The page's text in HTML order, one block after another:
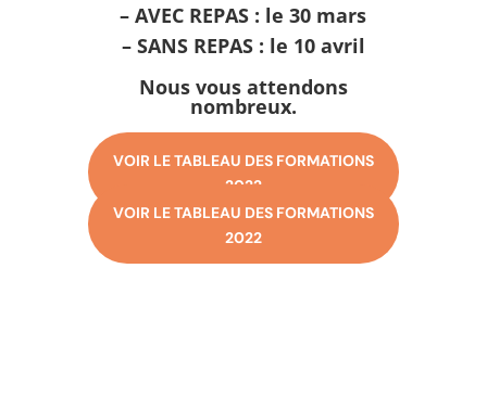
– AVEC REPAS : le 30 mars
– SANS REPAS : le 10 avril
Nous vous attendons
nombreux.
VOIR LE TABLEAU DES FORMATIONS
2022
VOIR LE TABLEAU DES FORMATIONS
2022